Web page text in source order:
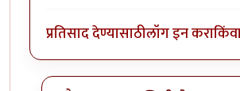
प्रतिसाद देण्यासाठीलॉग इन करा